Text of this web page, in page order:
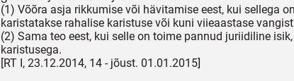
(1) Võõra asja rikkumise või hävitamise eest, kui sellega
karistatakse rahalise karistuse või kuni viieaastase
(2) Sama teo eest, kui selle on toime pannud juriidiline
karistusega.
[RT I, 23.12.2014, 14 - jõust. 01.01.2015]